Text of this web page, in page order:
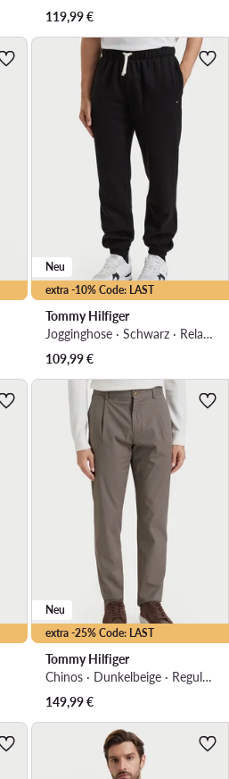
119,99€
extra -10% Code: LAST
Neu
Tommy Hilfiger
Jogginghose · Schwarz · Relaxed Fit
109,99€
extra -25% Code: LAST
Neu
Tommy Hilfiger
Chinos · Dunkelbeige · Regular Fit
149,99€